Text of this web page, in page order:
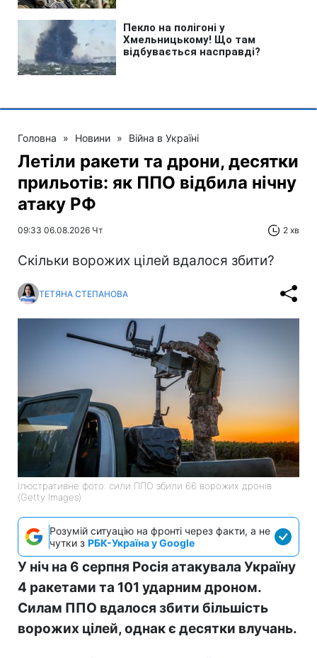
Головна » Новини » Війна в Україні
Летіли ракети та дрони, десятки
прильотів: як ППО відбила нічну
атаку РФ
09:33 06.08.2026 Чт 2 хв
Скільки ворожих цілей вдалося збити?
ТЕТЯНА СТЕПАНОВА
Ілюстративне фото: сили ППО збили 66 ворожих дронів
(Getty Images)
Розумій ситуацію на фронті через факти, а не
чутки з РБК-Україна у Google
У ніч на 6 серпня Росія атакувала Україну
4 ракетами та 101 ударним дроном.
Силам ППО вдалося збити більшість
ворожих цілей, однак є десятки влучань.